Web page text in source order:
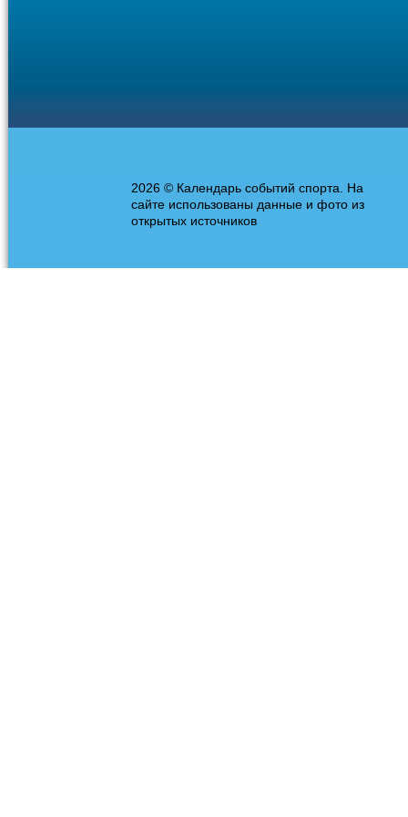
2026 © Календарь событий спорта. На
сайте использованы данные и фото из
открытых источников